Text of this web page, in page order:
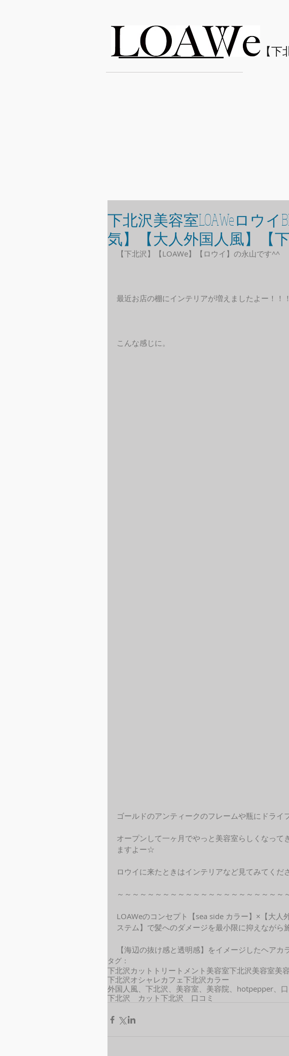
LOAWe 【下
下北沢美容室LOAWeロウイ
気】【大人外国人風】【
【下北沢】【LOAWe】【ロウイ】の永山です^^
最近お店の棚にインテリアが増えましたよー！！！
こんな感じに。
ゴールドのアンティークのフレームや瓶にドライ
オープンして一ヶ月でやっと美容室らしくなって
ますよー☆
ロウイに来たときはインテリアなど見てみてくだ
～～～～～～～～～～～～～～～～～～～～～～
LOAWeのコンセプト【sea side カラー】×【大人
ステム】で髪へのダメージを最小限に抑えながら
【海辺の抜け感と透明感】をイメージしたヘアカ
タグ：
下北沢カット トリートメント 美容室下北沢美容室美
下北沢オシャレカフェ下北沢カラー
外国人風、下北沢、美容室、美容院、hotpepper、
下北沢 カット 下北沢 口コミ